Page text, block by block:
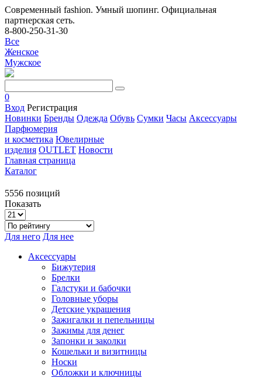
Современный fashion. Умный шопинг. Официальная
партнерская сеть.
8-800-250-31-30
Все
Женское
Мужское
0
Вход Регистрация
Новинки Бренды Одежда Обувь Сумки Часы Аксессуары
Парфюмерия
и косметика Ювелирные
изделия OUTLET Новости
Главная страница
Каталог
5556 позиций
Показать
Для него Для нее
Аксессуары
Бижутерия
Брелки
Галстуки и бабочки
Головные уборы
Детские украшения
Зажигалки и пепельницы
Зажимы для денег
Запонки и заколки
Кошельки и визитницы
Носки
Обложки и ключницы